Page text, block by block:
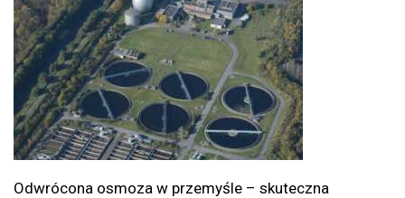
Odwrócona osmoza w przemyśle – skuteczna